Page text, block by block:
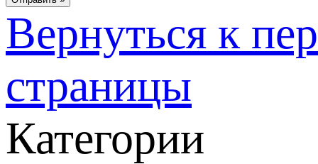
Вернуться к
страницы
Категории